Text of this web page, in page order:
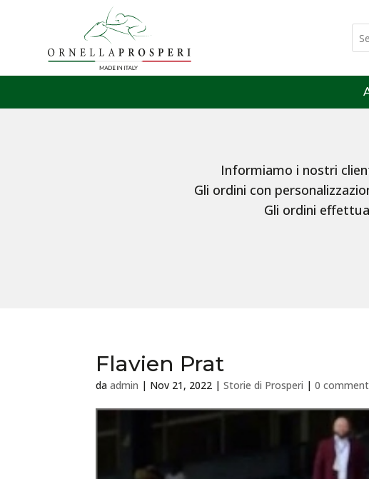
Informiamo i nostri
Gli ordini con
Gli ordini
Flavien Prat
daadmin | Nov 21, 2022 |Storie di Prosperi |0